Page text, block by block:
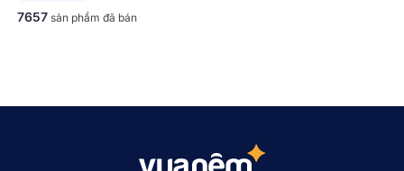
7657 sản phẩm đã bán